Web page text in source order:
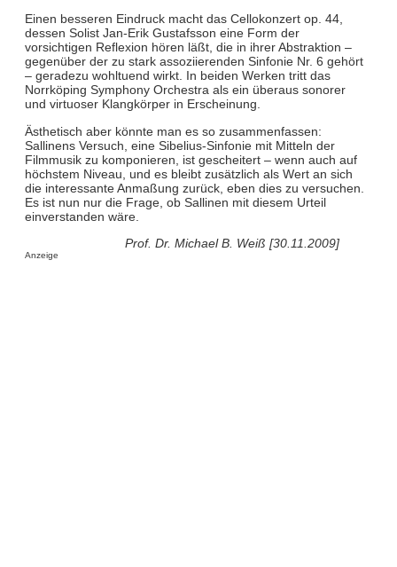
Einen besseren Eindruck macht das Cellokonzert op. 44,
dessen Solist Jan-Erik Gustafsson eine Form der
vorsichtigen Reflexion hören läßt, die in ihrer Abstraktion –
gegenüber der zu stark assoziierenden Sinfonie Nr. 6 gehört
– geradezu wohltuend wirkt. In beiden Werken tritt das
Norrköping Symphony Orchestra als ein überaus sonorer
und virtuoser Klangkörper in Erscheinung.
Ästhetisch aber könnte man es so zusammenfassen:
Sallinens Versuch, eine Sibelius-Sinfonie mit Mitteln der
Filmmusik zu komponieren, ist gescheitert – wenn auch auf
höchstem Niveau, und es bleibt zusätzlich als Wert an sich
die interessante Anmaßung zurück, eben dies zu versuchen.
Es ist nun nur die Frage, ob Sallinen mit diesem Urteil
einverstanden wäre.
Prof. Dr. Michael B. Weiß [30.11.2009]
Anzeige